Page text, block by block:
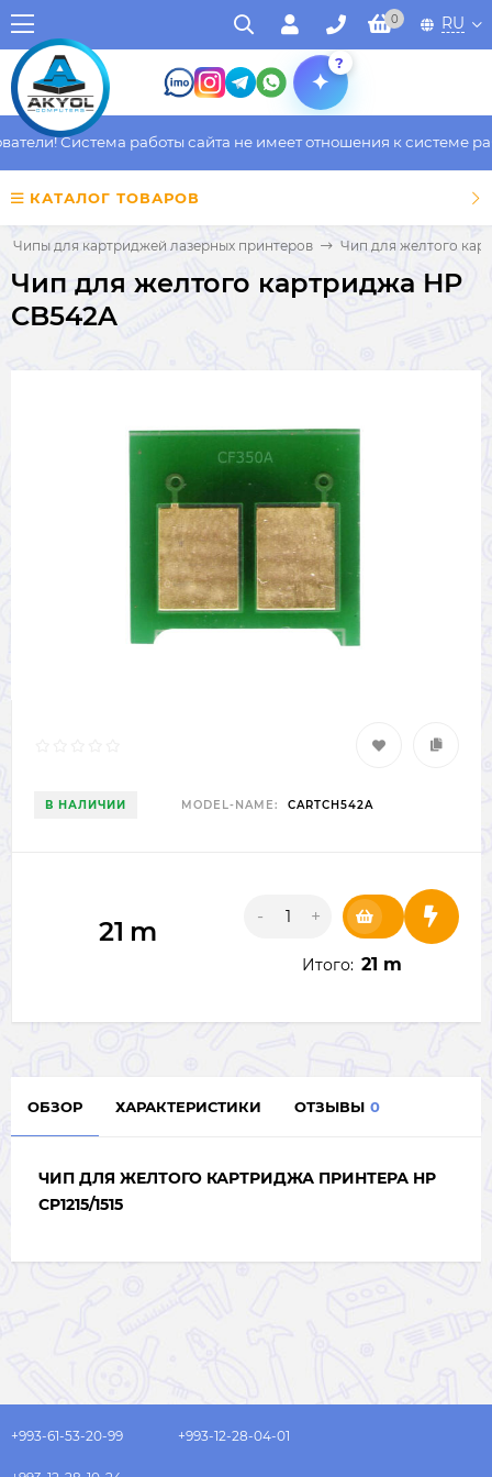
0 RU
?
Система работы сайта не имеет отношения к системе
КАТАЛОГ ТОВАРОВ
Чипы для картриджей лазерных принтеров Чип для желтого
Чип для желтого картриджа HP
CB542A
В НАЛИЧИИ MODEL-NAME: CARTCH542A
21 m - +
Итого: 21 m
ОБЗОР ХАРАКТЕРИСТИКИ ОТЗЫВЫ 0
ЧИП ДЛЯ ЖЕЛТОГО КАРТРИДЖА ПРИНТЕРА HP
CP1215/1515
+993-61-53-20-99 +993-12-28-04-01